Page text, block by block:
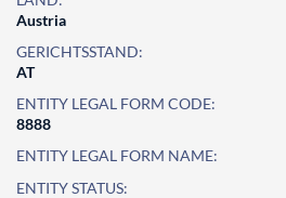
Austria
GERICHTSSTAND:
AT
ENTITY LEGAL FORM CODE:
8888
ENTITY LEGAL FORM NAME:
ENTITY STATUS: